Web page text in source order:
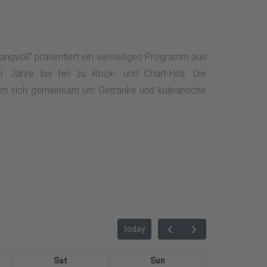
präsentiert ein vielseitiges Programm aus
Jahre bis hin zu Rock- und Chart-Hits. Die
sich gemeinsam um Getränke und kulinarische
today
Sat Sun